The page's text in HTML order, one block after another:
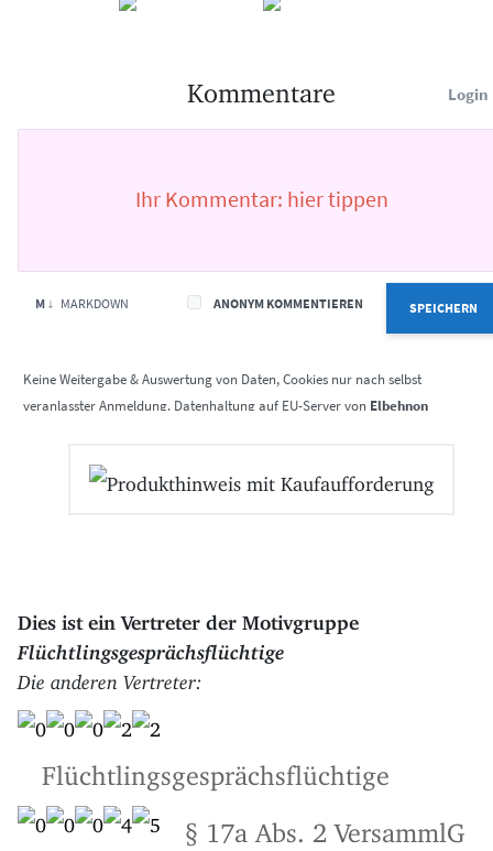
Kommentare Login
SPEICHERN
ANONYM KOMMENTIEREN
M ↓ MARKDOWN
Elbehnon
Dies ist ein Vertreter der Motivgruppe
Flüchtlingsgesprächsflüchtige
Die anderen Vertreter:
Flüchtlingsgesprächsflüchtige
§ 17a Abs. 2 VersammlG